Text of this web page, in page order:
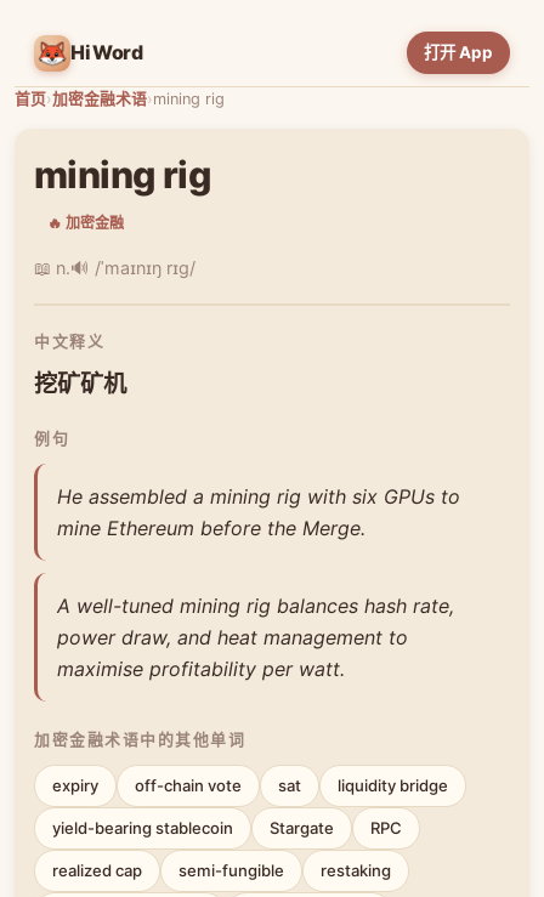
HiWord 打开 App
首页›加密金融术语›mining rig
mining rig
🔥 加密金融
📖 n.🔊 /ˈmaɪnɪŋ rɪɡ/
中文释义
挖矿矿机
例句
He assembled a mining rig with six GPUs to
mine Ethereum before the Merge.
A well-tuned mining rig balances hash rate,
power draw, and heat management to
maximise profitability per watt.
加密金融术语中的其他单词
expiry off-chain vote sat liquidity bridge
yield-bearing stablecoin Stargate RPC
realized cap semi-fungible restaking